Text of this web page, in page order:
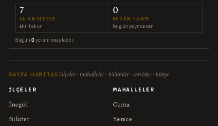
7
ŞU AN SITEDE
aktif okur
0
BUGÜN HABER
bugün yayınlanan
Bugün0 yorum onaylandı.
SAYFA HARITASI ilçeler · mahalleler · bölümler · servisler · künye
İLÇELER
İnegöl
Nilüfer
MAHALLELER
Cuma
Yenice